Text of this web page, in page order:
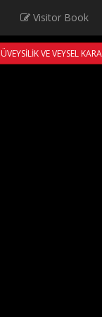
Visitor Book
ÜVEYSİLİK VE VEYSEL